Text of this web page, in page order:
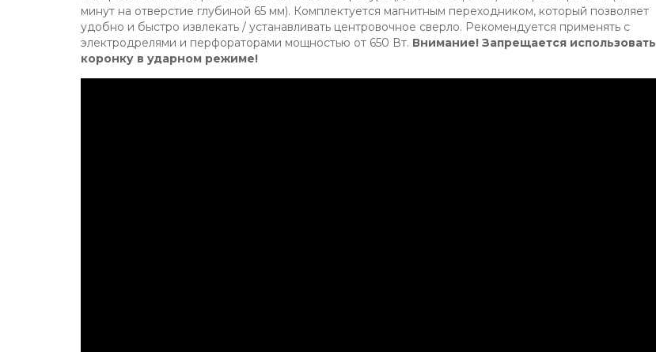
минут на отверстие глубиной 65 мм). Комплектуется магнитным переходником, который позволяет
удобно и быстро извлекать / устанавливать центровочное сверло. Рекомендуется применять с
электродрелями и перфораторами мощностью от 650 Вт. Внимание! Запрещается использовать
коронку в ударном режиме!